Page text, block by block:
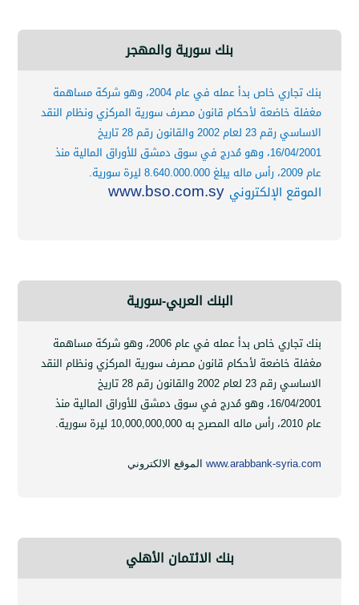
بنك سورية والمهجر
بنك تجاري خاص بدأ عمله في عام 2004، وهو شركة مساهمة
خاضعة لأحكام قانون مصرف سورية المركزي ونظام النقد
الاساسي رقم 23 لعام 2002 والقانون رقم 28 تاريخ
وهو مُدرج في سوق دمشق للأوراق المالية منذ
8.640.000.000ليرة سورية.
الإلكتروني www.bso.com.sy
البنك العربي-سورية
بنك تجاري خاص بدأ عمله في عام 2006، وهو شركة مساهمة
خاضعة لأحكام قانون مصرف سورية المركزي ونظام النقد
الاساسي رقم 23 لعام 2002 والقانون رقم 28 تاريخ
وهو مُدرج في سوق دمشق للأوراق المالية منذ
10,000,000,000ليرة سورية.
www.arabbank- الموقع الالكتروني
بنك الائتمان الأهلي